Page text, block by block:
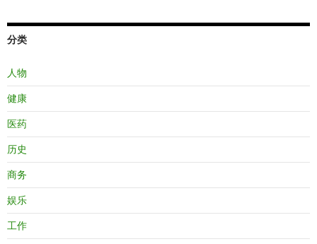
分类
人物
健康
医药
历史
商务
娱乐
工作